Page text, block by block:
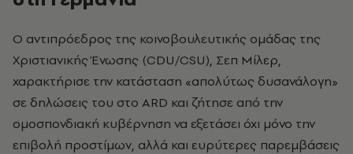
Ο αντιπρόεδρος της κοινοβουλευτικής ομάδας της
Χριστιανικής Ένωσης (CDU/CSU), Σεπ Μίλερ,
χαρακτήρισε την κατάσταση «απολύτως δυσανάλογη»
σε δηλώσεις του στο ARD και ζήτησε από την
ομοσπονδιακή κυβέρνηση να εξετάσει όχι μόνο την
επιβολή προστίμων, αλλά και ευρύτερες παρεμβάσεις